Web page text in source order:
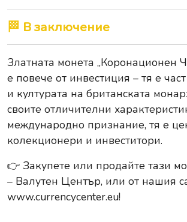
🏁 В заключение
Златната монета „Коронационен
е повече от инвестиция – тя е
и културата на британската
своите отличителни
международно признание, тя е
колекционери и инвеститори.
👉 Закупете или продайте тази
– Валутен Център, или от нашия
www.currencycenter.eu!